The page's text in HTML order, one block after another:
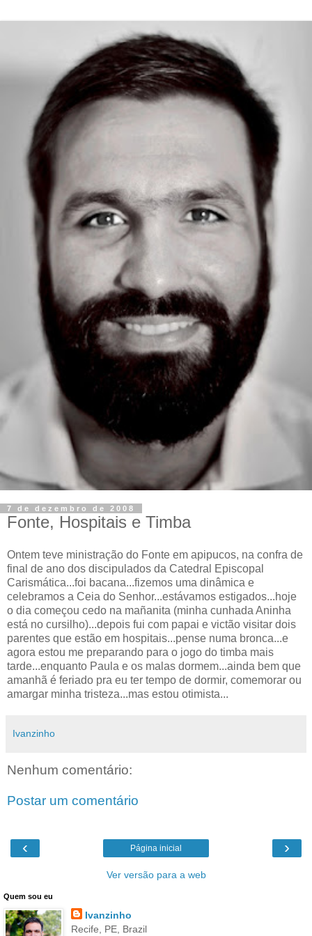
7 de dezembro de 2008
Fonte, Hospitais e Timba
Ontem teve ministração do Fonte em apipucos, na confra de
final de ano dos discipulados da Catedral Episcopal
Carismática...foi bacana...fizemos uma dinâmica e
celebramos a Ceia do Senhor...estávamos estigados...hoje
o dia começou cedo na mañanita (minha cunhada Aninha
está no cursilho)...depois fui com papai e victão visitar dois
parentes que estão em hospitais...pense numa bronca...e
agora estou me preparando para o jogo do timba mais
tarde...enquanto Paula e os malas dormem...ainda bem que
amanhã é feriado pra eu ter tempo de dormir, comemorar ou
amargar minha tristeza...mas estou otimista...
Ivanzinho
Nenhum comentário:
Postar um comentário
‹ ›
Página inicial
Ver versão para a web
Quem sou eu
Ivanzinho
Recife, PE, Brazil